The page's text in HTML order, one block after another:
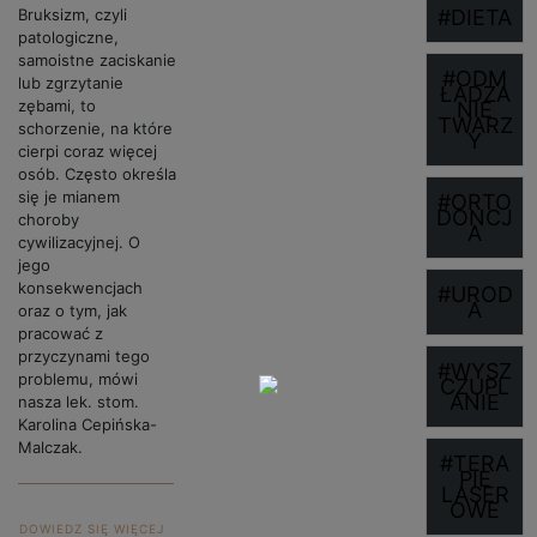
Bruksizm, czyli
patologiczne,
samoistne zaciskanie
lub zgrzytanie
zębami, to
schorzenie, na które
cierpi coraz więcej
osób. Często określa
się je mianem
choroby
cywilizacyjnej. O
jego
konsekwencjach
oraz o tym, jak
pracować z
przyczynami tego
problemu, mówi
nasza lek. stom.
Karolina Cepińska-
Malczak.
DOWIEDZ SIĘ WIĘCEJ
#DIETA
#ODM
ŁADZA
NIE
TWARZ
Y
#ORTO
DONCJ
A
#UROD
A
#WYSZ
CZUPL
ANIE
#TERA
PIE
LASER
OWE